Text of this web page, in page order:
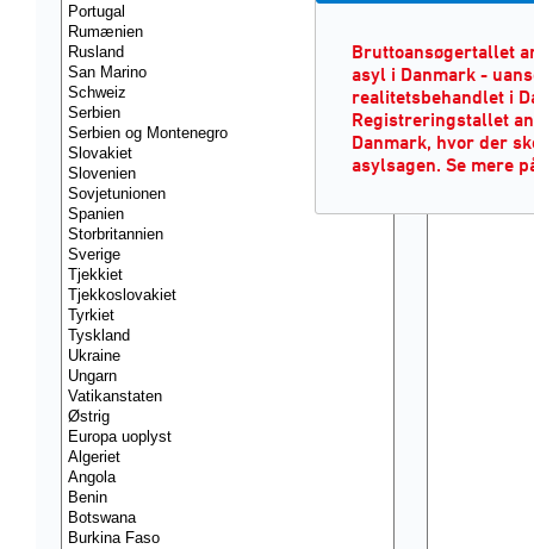
Bruttoansøgertallet
asyl i Danmark -
realitetsbehandlet i
Registreringstallet
Danmark, hvor der
asylsagen. Se mere